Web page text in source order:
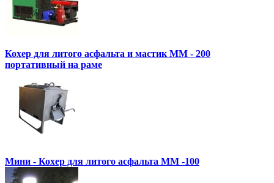
Кохер для литого асфальта и мастик MM - 200
портативный на раме
Мини - Кохер для литого асфальта MM -100